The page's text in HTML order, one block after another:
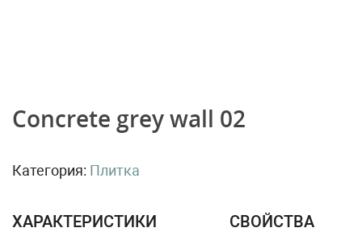
Concrete grey wall 02
Категория: Плитка
ХАРАКТЕРИСТИКИ СВОЙСТВА